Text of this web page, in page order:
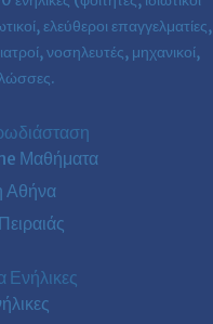
ελεύθεροι επαγγελματίες,
νοσηλευτές, μηχανικοί,
Μαθήματα
Αθήνα
Ενήλικες